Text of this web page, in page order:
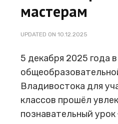
мастерам
UPDATED ON10.12.2025
5 декабря 2025 года
Владивостока для
классов прошёл
познавательный